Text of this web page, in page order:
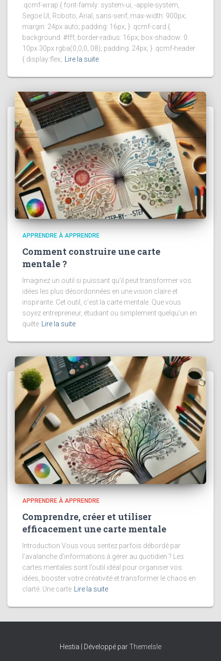
.qcmf-wrap { font-family: system-ui, -apple-system,
Segoe UI, Roboto, Arial, sans-serif; max-width: 900px;
margin: 24px auto; padding: 16px; } .qcmf-card {
background: #fff; border-radius: 16px; box-shadow: 0
10px 30px rgba(0,0,0,.08); padding: 24px; } .qcmf-header
{ display:flex;
Lire la suite
APPRENDRE À APPRENDRE
Comment construire une carte
mentale ?
Imaginez un outil si puissant qu’il peut transformer vos
idées les plus désordonnées en une vision claire et
inspirante. Cet outil, c’est la carte mentale. Que vous
soyez entrepreneur, étudiant ou simplement quelqu’un en
quête Lire la suite
APPRENDRE À APPRENDRE
Comprendre, créer et utiliser
efficacement une carte mentale
Introduction Vous vous sentez parfois débordé par
l’avalanche d’informations à gérer au quotidien ? Les
cartes mentales sont l’outil idéal pour organiser vos
idées, booster votre créativité et transformer le chaos en
clarté. Une carte
Lire la suite
Hestia | Développé parThemeIsle